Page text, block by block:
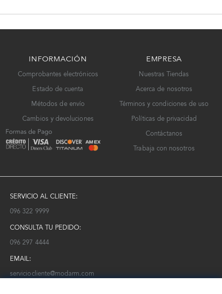
INFORMACIÓN
Comprobantes electrónicos
Estado de cuenta
Métodos de envío
Cambios y devoluciones
EMPRESA
Nuestras Tiendas
Acerca de nosotros
Términos y condiciones de uso
Políticas de privacidad
Contáctanos
Trabaja con nosotros
SERVICIO AL CLIENTE:
096 322 9999
CONSULTA TU PEDIDO:
096 297 4444
EMAIL:
serviciocliente@modarm.com